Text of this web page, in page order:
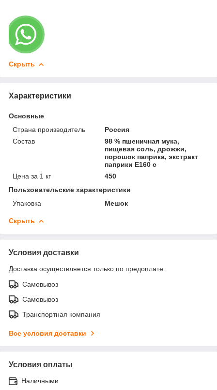
Скрыть
Характеристики
Основные
Страна производитель
Россия
Состав
98 % пшеничная мука,
пищевая соль, дрожжи,
порошок паприка, экстракт
паприки Е160 с
Цена за 1 кг
450
Пользовательские характеристики
Упаковка
Мешок
Скрыть
Условия доставки
Доставка осуществляется только по предоплате.
Самовывоз
Самовывоз
Транспортная компания
Все условия доставки
Условия оплаты
Наличными